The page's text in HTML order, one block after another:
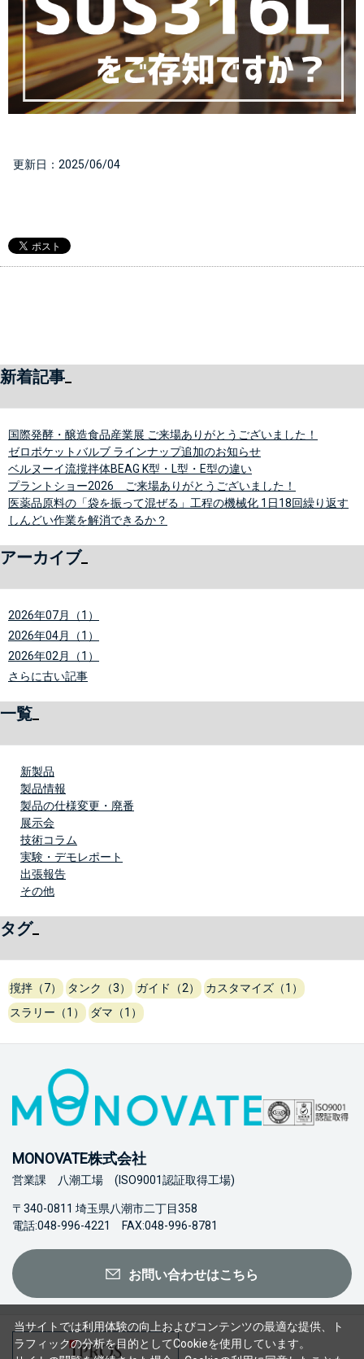
  更新日：
2025/06/04
新着記事
国際発酵・醸造食品産業展 ご来場ありがとうございました！
ゼロポケットバルブ ラインナップ追加のお知らせ
ベルヌーイ流撹拌体BEAG K型・L型・E型の違い
プラントショー2026 ご来場ありがとうございました！
医薬品原料の「袋を振って混ぜる」工程の機械化 1日18回繰り返す
しんどい作業を解消できるか？
アーカイブ
2026年07月（1）
2026年04月（1）
2026年02月（1）
さらに古い記事
一覧
新製品
製品情報
製品の仕様変更・廃番
展示会
技術コラム
実験・デモレポート
出張報告
その他
タグ
撹拌（7） タンク（3） ガイド（2）
カスタマイズ（1）
スラリー（1）
ダマ（1）
MONOVATE株式会社
営業課 八潮工場 (ISO9001認証取得工場)
〒340-0811 埼玉県八潮市二丁目358
電話:048-996-4221 FAX:048-996-8781
お問い合わせはこちら
当サイトでは利用体験の向上およびコンテンツの最適な提供、ト
ラフィックの分析を目的としてCookieを使用しています。